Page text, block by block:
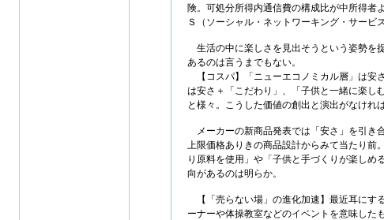
険。可処分所得内通信費の構成比が中所得者
Ｓ（ソーシャル・ネットワーキング・サービ
生活の中に楽しさを見出そうという姿勢を
あるのは言うまでもない。
【コスパ】「ニューエコノミカル層」は安
は安さ＋「こだわり」、「子供と一緒に楽し
と様々。こうした価値の創出と演出がなけれ
メーカーの新商品発表では「安さ」を引き
上限価格ありきの商品設計からみて当たり前
り原料を使用」や「子供と手づくりが楽しめ
向があるのは明らか。
【「売らない場」の進化加速】最近耳にす
ーナーや体操教室などのイベントを意味した